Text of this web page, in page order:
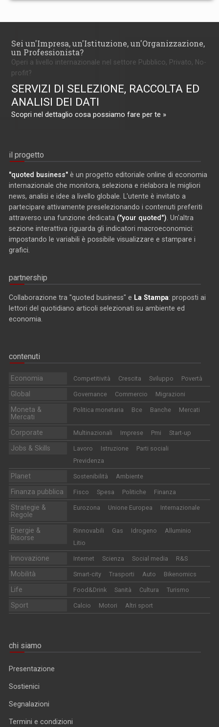
Sei un'Impresa, un'Istituzione, un'Organizzazione,
un Professionista?
Operi a livello internazionale nel settore Pubblico, Privato, No-
profit?
SERVIZI DI SELEZIONE, RACCOLTA ED
ANALISI DEI DATI
Scopri nel dettaglio cosa possiamo fare per te »
il progetto
"quoted business" è un progetto editoriale online di economia
internazionale che monitora, seleziona e rielabora le migliori
news, analisi e idee a livello globale. L'utente è invitato a
partecipare attivamente preselezionando i contenuti preferiti
attraverso una funzione dedicata ("your quoted"). Un'altra
sezione interattiva riguarda gli indicatori macroeconomici:
impostando le variabili è possibile visualizzare e stampare i
grafici.
partnership
Collaborazione tra "quoted business" e La Stampa: proposti ai
lettori del quotidiano articoli selezionati su ambiente ed
economia.
contenuti
Economia Competitività Crescita Sviluppo Povertà
Global Governance Commercio Migrazioni
Moneta &
Mercati
Politica monetaria Bce Banche Mercati
Corporate Multinazionali Imprese Pmi Start-up
Jobs & Skills Lavoro Istruzione
Parti sociali
Previdenza
Planet Sostenibilità Ambiente
Finanza pubblica Fisco Spesa Politiche Finanza
Strategie &
Regole
Eurozona Unione Europea Internazionale
Energie &
Risorse
Rinnovabili Gas Idrogeno
Alluminio
Litio
Innovazione Internet Scienza Social media R&S
Mobilità Smart-city Trasporti Auto Bikenomics
Life Food&Drink Sanità Cultura Turismo
Sport Calcio Motori Altri sport
chi siamo
Presentazione
Sostienici
Segnalazioni
Termini e condizioni